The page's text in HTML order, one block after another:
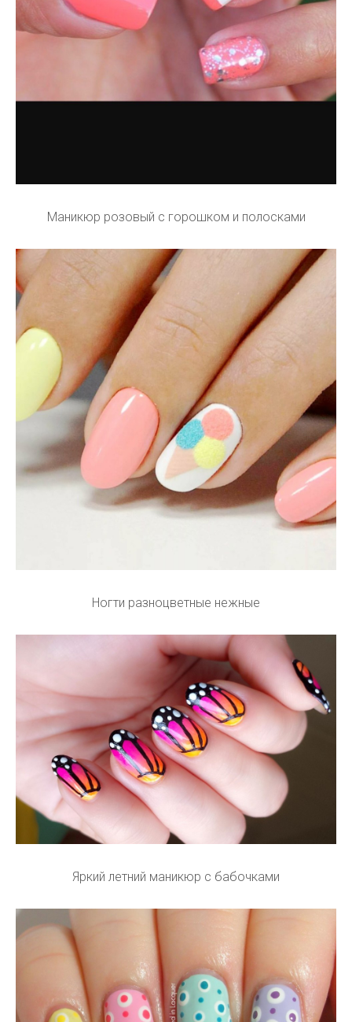
Маникюр розовый с горошком и полосками
Ногти разноцветные нежные
Яркий летний маникюр с бабочками